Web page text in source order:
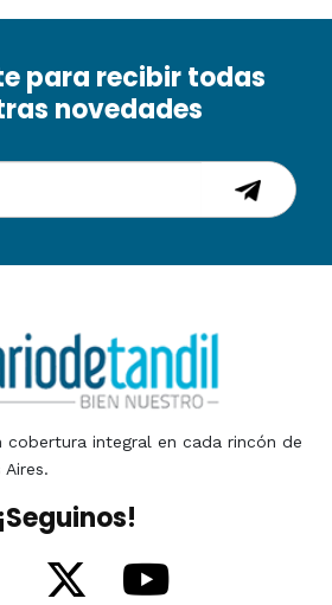
para recibir todas
novedades
cobertura integral en cada rincón de
¡Seguinos!